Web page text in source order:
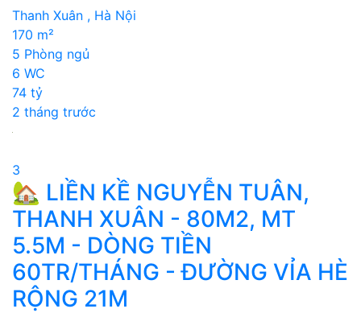
Thanh Xuân , Hà Nội
170 m²
5 Phòng ngủ
6 WC
74 tỷ
2 tháng trước
3
🏡 LIỀN KỀ NGUYỄN TUÂN,
THANH XUÂN - 80M2, MT
5.5M - DÒNG TIỀN
60TR/THÁNG - ĐƯỜNG VỈA HÈ
RỘNG 21M